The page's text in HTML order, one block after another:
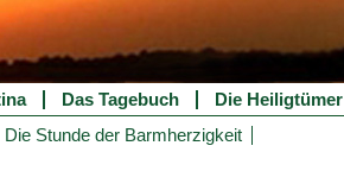
Das Tagebuch
Die Heiligtümer
Die Stunde der Barmherzigkeit